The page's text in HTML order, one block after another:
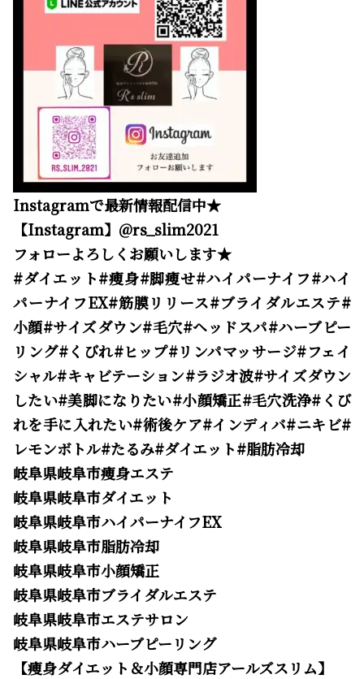
Instagramで最新情報配信中★
【Instagram】@rs_slim2021
フォローよろしくお願いします★
#ダイエット#痩身#脚痩せ#ハイパーナイフ#ハイ
パーナイフEX#筋膜リリース#ブライダルエステ#
小顔#サイズダウン#毛穴#ヘッドスパ#ハーブピー
リング#くびれ#ヒップ#リンパマッサージ#フェイ
シャル#キャビテーション#ラジオ波#サイズダウン
したい#美脚になりたい#小顔矯正#毛穴洗浄#くび
れを手に入れたい#術後ケア#インディバ#ニキビ#
レモンボトル#たるみ#ダイエット#脂肪冷却
岐阜県岐阜市痩身エステ
岐阜県岐阜市ダイエット
岐阜県岐阜市ハイパーナイフEX
岐阜県岐阜市脂肪冷却
岐阜県岐阜市小顔矯正
岐阜県岐阜市ブライダルエステ
岐阜県岐阜市エステサロン
岐阜県岐阜市ハーブピーリング
【痩身ダイエット＆小顔専門店アールズスリム】